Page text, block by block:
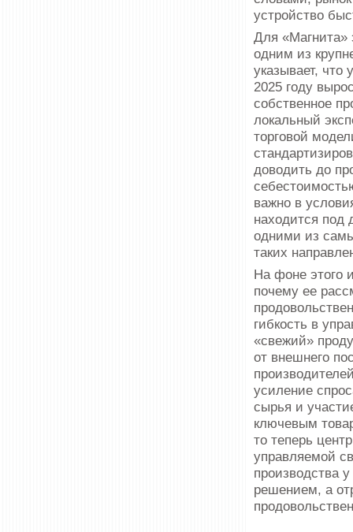
устройство
Для «Магнита»
одним из
указывает, что
2025 году
собственное
локальный
торговой
доводить до
важно в
находится под
одними из
таких
На фоне этого
почему ее
гибкость в
«свежий»
от внешнего
усиление
сырья и
ключевым
то теперь
управляемой
производства
решением, а